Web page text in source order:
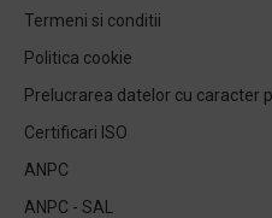
Termeni si conditii
Politica cookie
Prelucrarea datelor cu caracter
Certificari ISO
ANPC
ANPC - SAL